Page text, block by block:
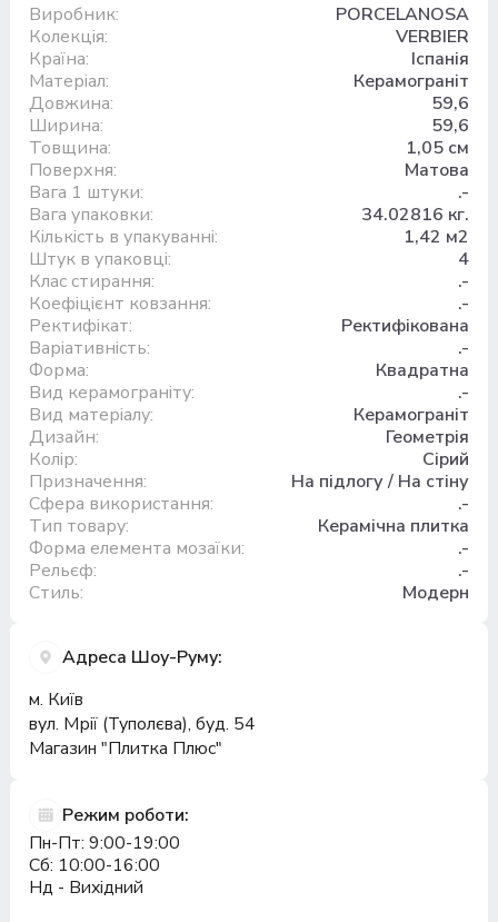
Виробник:
PORCELANOSA
Колекція:
VERBIER
Країна:
Іспанія
Матеріал:
Керамограніт
Довжина:
59,6
Ширина:
59,6
Товщина:
1,05 см
Поверхня:
Матова
Вага 1 штуки:
.-
Вага упаковки:
34.02816 кг.
Кількість в упакуванні:
1,42 м2
Штук в упаковці:
4
Клас стирання:
.-
Коефіцієнт ковзання:
.-
Ректифікат:
Ректифікована
Варіативність:
.-
Форма:
Квадратна
Вид керамограніту:
.-
Вид матеріалу:
Керамограніт
Дизайн:
Геометрія
Колір:
Сірий
Призначення:
На підлогу / На стіну
Сфера використання:
.-
Тип товару:
Керамічна плитка
Форма елемента мозаїки:
.-
Рельєф:
.-
Стиль:
Модерн
Адреса Шоу-Руму:
м. Київ
вул. Мрії (Туполєва), буд. 54
Магазин "Плитка Плюс"
Режим роботи:
Пн-Пт: 9:00-19:00
Сб: 10:00-16:00
Нд - Вихідний